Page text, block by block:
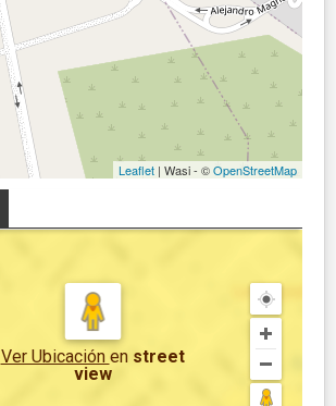
Leaflet | Wasi - ©OpenStreetMap
Ver Ubicación en street
view